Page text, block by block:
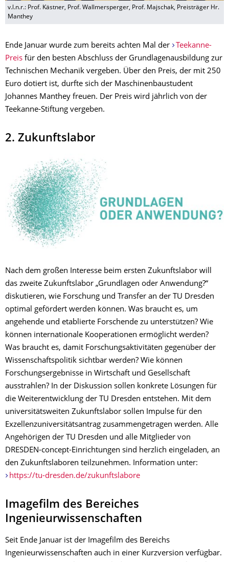
v.l.n.r.: Prof. Kästner, Prof. Wallmersperger, Prof. Majschak, Preisträger Hr.
Manthey
Ende Januar wurde zum bereits achten Mal der
Teekanne-
Preis für den besten Abschluss der Grundlagenausbildung zur
Technischen Mechanik vergeben. Über den Preis, der mit 250
Euro dotiert ist, durfte sich der Maschinenbaustudent
Johannes Manthey freuen. Der Preis wird jährlich von der
Teekanne-Stiftung vergeben.
2. Zukunftslabor
Nach dem großen Interesse beim ersten Zukunftslabor will
das zweite Zukunftslabor „Grundlagen oder Anwendung?“
diskutieren, wie Forschung und Transfer an der TU Dresden
optimal gefördert werden können. Was braucht es, um
angehende und etablierte Forschende zu unterstützen? Wie
können internationale Kooperationen ermöglicht werden?
Was braucht es, damit Forschungsaktivitäten gegenüber der
Wissenschaftspolitik sichtbar werden? Wie können
Forschungsergebnisse in Wirtschaft und Gesellschaft
ausstrahlen? In der Diskussion sollen konkrete Lösungen für
die Weiterentwicklung der TU Dresden entstehen. Mit dem
universitätsweiten Zukunftslabor sollen Impulse für den
Exzellenzuniversitätsantrag zusammengetragen werden. Alle
Angehörigen der TU Dresden und alle Mitglieder von
DRESDEN-concept-Einrichtungen sind herzlich eingeladen, an
den Zukunftslaboren teilzunehmen. Information unter:
https://tu-dresden.de/zukunftslabore
Imagefilm des Bereiches
Ingenieurwissenschaften
Seit Ende Januar ist der Imagefilm des Bereichs
Ingenieurwissenschaften auch in einer Kurzversion verfügbar.